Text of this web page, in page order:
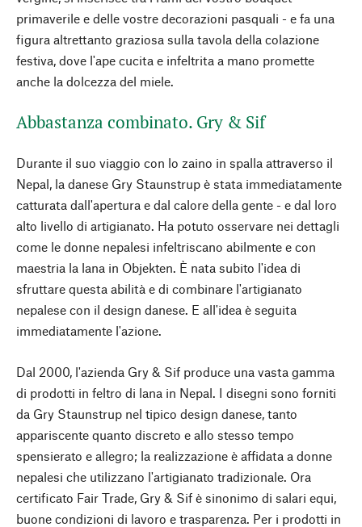
primaverile e delle vostre decorazioni pasquali - e fa una
figura altrettanto graziosa sulla tavola della colazione
festiva, dove l'ape cucita e infeltrita a mano promette
anche la dolcezza del miele.
Abbastanza combinato. Gry & Sif
Durante il suo viaggio con lo zaino in spalla attraverso il
Nepal, la danese Gry Staunstrup è stata immediatamente
catturata dall'apertura e dal calore della gente - e dal loro
alto livello di artigianato. Ha potuto osservare nei dettagli
come le donne nepalesi infeltriscano abilmente e con
maestria la lana in Objekten. È nata subito l'idea di
sfruttare questa abilità e di combinare l'artigianato
nepalese con il design danese. E all'idea è seguita
immediatamente l'azione.
Dal 2000, l'azienda Gry & Sif produce una vasta gamma
di prodotti in feltro di lana in Nepal. I disegni sono forniti
da Gry Staunstrup nel tipico design danese, tanto
appariscente quanto discreto e allo stesso tempo
spensierato e allegro; la realizzazione è affidata a donne
nepalesi che utilizzano l'artigianato tradizionale. Ora
certificato Fair Trade, Gry & Sif è sinonimo di salari equi,
buone condizioni di lavoro e trasparenza. Per i prodotti in